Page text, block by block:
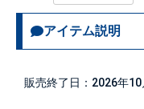
アイテム説明
販売終了日：2026年10